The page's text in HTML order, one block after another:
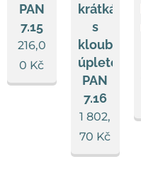
PAN
7.15
216,0
0 Kč
krátká
s
klouby,
úpletová
PAN
7.16
1 802,
70 Kč